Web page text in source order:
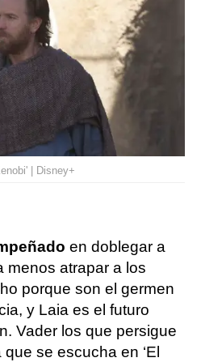
| Disney+
en doblegar a
menos atrapar a los
porque son el germen
y Laia es el futuro
Vader los que persigue
se escucha en ‘El